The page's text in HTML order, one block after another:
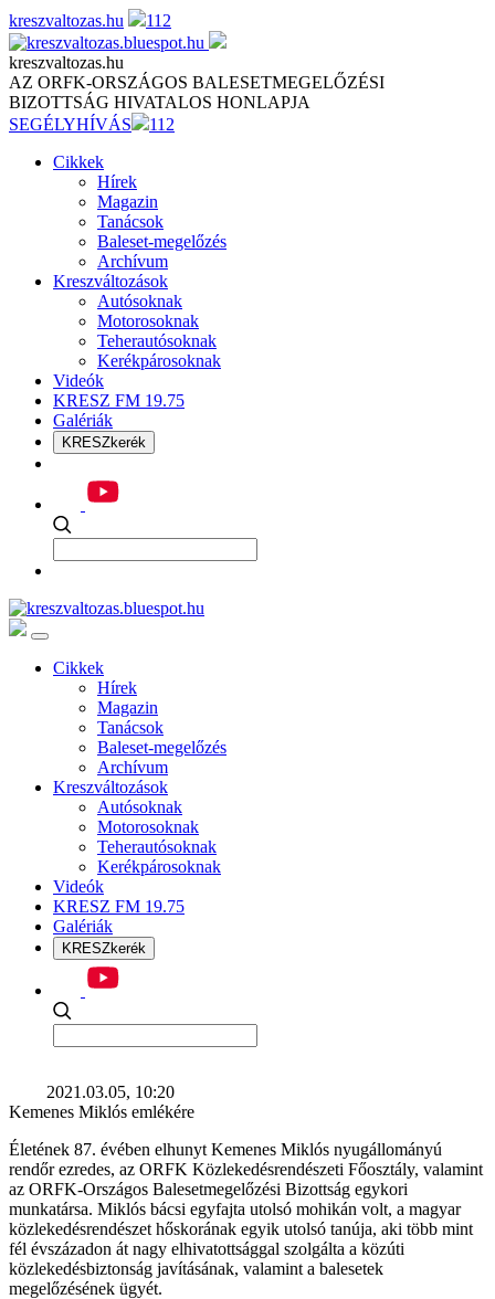
Skip
to
content
kreszvaltozas.hu 112
kreszvaltozas.hu
AZ ORFK-ORSZÁGOS BALESETMEGELŐZÉSI
BIZOTTSÁG HIVATALOS HONLAPJA
SEGÉLYHÍVÁS
112
Cikkek
Hírek
Magazin
Tanácsok
Baleset-megelőzés
Archívum
Kreszváltozások
Autósoknak
Motorosoknak
Teherautósoknak
Kerékpárosoknak
Videók
KRESZ FM 19.75
Galériák
KRESZkerék
Cikkek
Hírek
Magazin
Tanácsok
Baleset-megelőzés
Archívum
Kreszváltozások
Autósoknak
Motorosoknak
Teherautósoknak
Kerékpárosoknak
Videók
KRESZ FM 19.75
Galériák
KRESZkerék
2021.03.05, 10:20
Kemenes Miklós emlékére
Életének 87. évében elhunyt Kemenes Miklós nyugállományú
rendőr ezredes, az ORFK Közlekedésrendészeti Főosztály, valamint
az ORFK-Országos Balesetmegelőzési Bizottság egykori
munkatársa. Miklós bácsi egyfajta utolsó mohikán volt, a magyar
közlekedésrendészet hőskorának egyik utolsó tanúja, aki több mint
fél évszázadon át nagy elhivatottsággal szolgálta a közúti
közlekedésbiztonság javításának, valamint a balesetek
megelőzésének ügyét.